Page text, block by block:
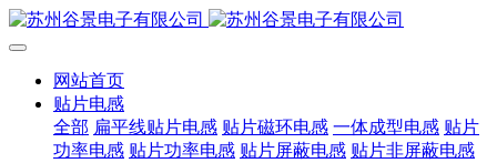
网站首页
贴片电感
全部 扁平线贴片电感 贴片磁环电感 一体成型电感 贴片
功率电感 贴片功率电感 贴片屏蔽电感 贴片非屏蔽电感